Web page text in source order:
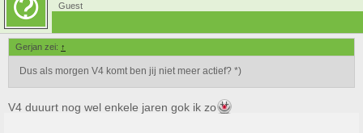
Guest
Gerjan zei: ↑
Dus als morgen V4 komt ben jij niet meer actief? *)
V4 duuurt nog wel enkele jaren gok ik zo